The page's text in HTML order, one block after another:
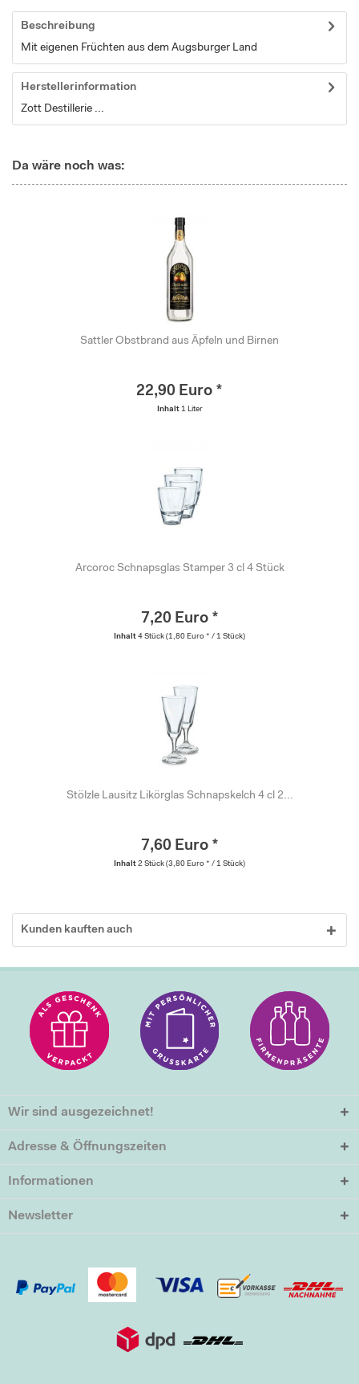
Beschreibung
Mit eigenen Früchten aus dem Augsburger Land
Herstellerinformation
Zott Destillerie ...
Da wäre noch was:
Sattler Obstbrand aus Äpfeln und Birnen
22,90 Euro *
Inhalt 1 Liter
Arcoroc Schnapsglas Stamper 3 cl 4 Stück
7,20 Euro *
Inhalt 4 Stück (1,80 Euro * / 1 Stück)
Stölzle Lausitz Likörglas Schnapskelch 4 cl 2...
7,60 Euro *
Inhalt 2 Stück (3,80 Euro * / 1 Stück)
Kunden kauften auch
Wir sind ausgezeichnet!
Adresse & Öffnungszeiten
Informationen
Newsletter